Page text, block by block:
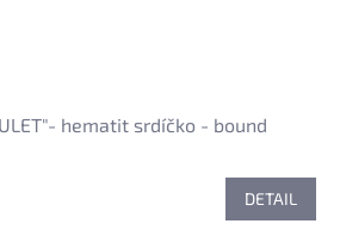
hematit srdíčko - bound
DETAIL